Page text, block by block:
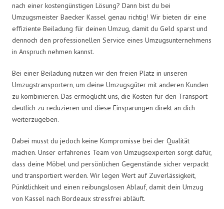
nach einer kostengünstigen Lösung? Dann bist du bei
Umzugsmeister Baecker Kassel genau richtig! Wir bieten dir eine
effiziente Beiladung für deinen Umzug, damit du Geld sparst und
dennoch den professionellen Service eines Umzugsunternehmens
in Anspruch nehmen kannst.
Bei einer Beiladung nutzen wir den freien Platz in unseren
Umzugstransportern, um deine Umzugsgüter mit anderen Kunden
zu kombinieren. Das ermöglicht uns, die Kosten für den Transport
deutlich zu reduzieren und diese Einsparungen direkt an dich
weiterzugeben.
Dabei musst du jedoch keine Kompromisse bei der Qualität
machen. Unser erfahrenes Team von Umzugsexperten sorgt dafür,
dass deine Möbel und persönlichen Gegenstände sicher verpackt
und transportiert werden. Wir legen Wert auf Zuverlässigkeit,
Pünktlichkeit und einen reibungslosen Ablauf, damit dein Umzug
von Kassel nach Bordeaux stressfrei abläuft.